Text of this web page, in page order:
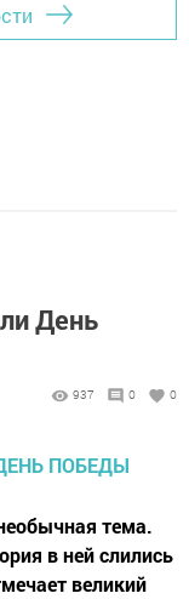
День
937 0 0
тема.
в ней слились
великий